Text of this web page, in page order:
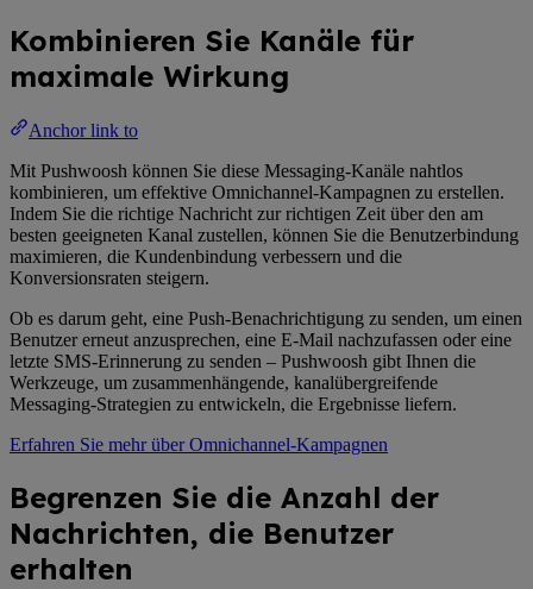
Kombinieren Sie Kanäle für
maximale Wirkung
Anchor link to
Mit Pushwoosh können Sie diese Messaging-Kanäle nahtlos
kombinieren, um effektive Omnichannel-Kampagnen zu erstellen.
Indem Sie die richtige Nachricht zur richtigen Zeit über den am
besten geeigneten Kanal zustellen, können Sie die Benutzerbindung
maximieren, die Kundenbindung verbessern und die
Konversionsraten steigern.
Ob es darum geht, eine Push-Benachrichtigung zu senden, um einen
Benutzer erneut anzusprechen, eine E-Mail nachzufassen oder eine
letzte SMS-Erinnerung zu senden – Pushwoosh gibt Ihnen die
Werkzeuge, um zusammenhängende, kanalübergreifende
Messaging-Strategien zu entwickeln, die Ergebnisse liefern.
Erfahren Sie mehr über Omnichannel-Kampagnen
Begrenzen Sie die Anzahl der
Nachrichten, die Benutzer
erhalten